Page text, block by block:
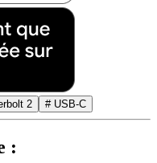
2 # USB-C
: